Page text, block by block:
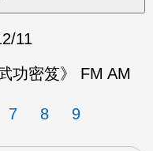
11
功密笈》 FM AM
7 8 9